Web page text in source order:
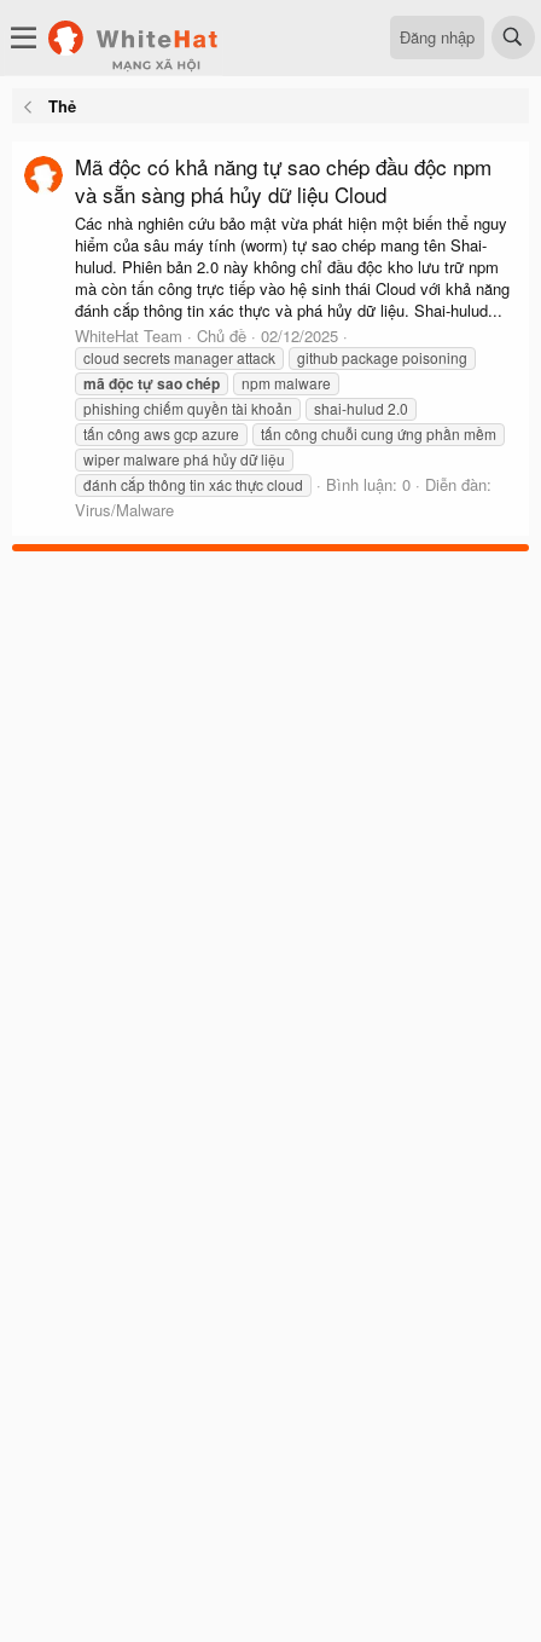
Đăng nhập
Thẻ
Mã độc có khả năng tự sao chép đầu độc npm
và sẵn sàng phá hủy dữ liệu Cloud
Các nhà nghiên cứu bảo mật vừa phát hiện một biến thể nguy
hiểm của sâu máy tính (worm) tự sao chép mang tên Shai-
hulud. Phiên bản 2.0 này không chỉ đầu độc kho lưu trữ npm
mà còn tấn công trực tiếp vào hệ sinh thái Cloud với khả năng
đánh cắp thông tin xác thực và phá hủy dữ liệu. Shai-hulud...
WhiteHat Team
Chủ đề 02/12/2025
cloud secrets manager attack github package poisoning
mã độc tựsaochép
npm malware
phishing chiếm quyền tài khoản
shai-hulud 2.0
tấn công aws gcp azure
tấn công chuỗi cung ứng phần mềm
wiper malware phá hủy dữ liệu
đánh cắp thông tin xác thực cloud
Bình luận: 0
Diễn đàn:
Virus/Malware